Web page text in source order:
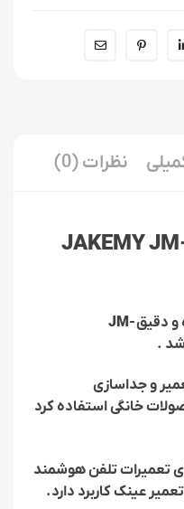
نظرات (0)
JAKEMY
و دقیقJM-
.
و جداسازی
خانگی استفاده کرد
تعمیرات تلفن هوشمند
عینک کاربرد دارد.